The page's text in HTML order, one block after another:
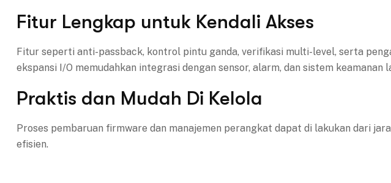
Fitur Lengkap untuk Kendali Akses
Fitur seperti anti-passback, kontrol pintu ganda, verifikasi multi-level, serta
ekspansi I/O memudahkan integrasi dengan sensor, alarm, dan sistem keamanan
Praktis dan Mudah Di Kelola
Proses pembaruan firmware dan manajemen perangkat dapat di lakukan dari
efisien.